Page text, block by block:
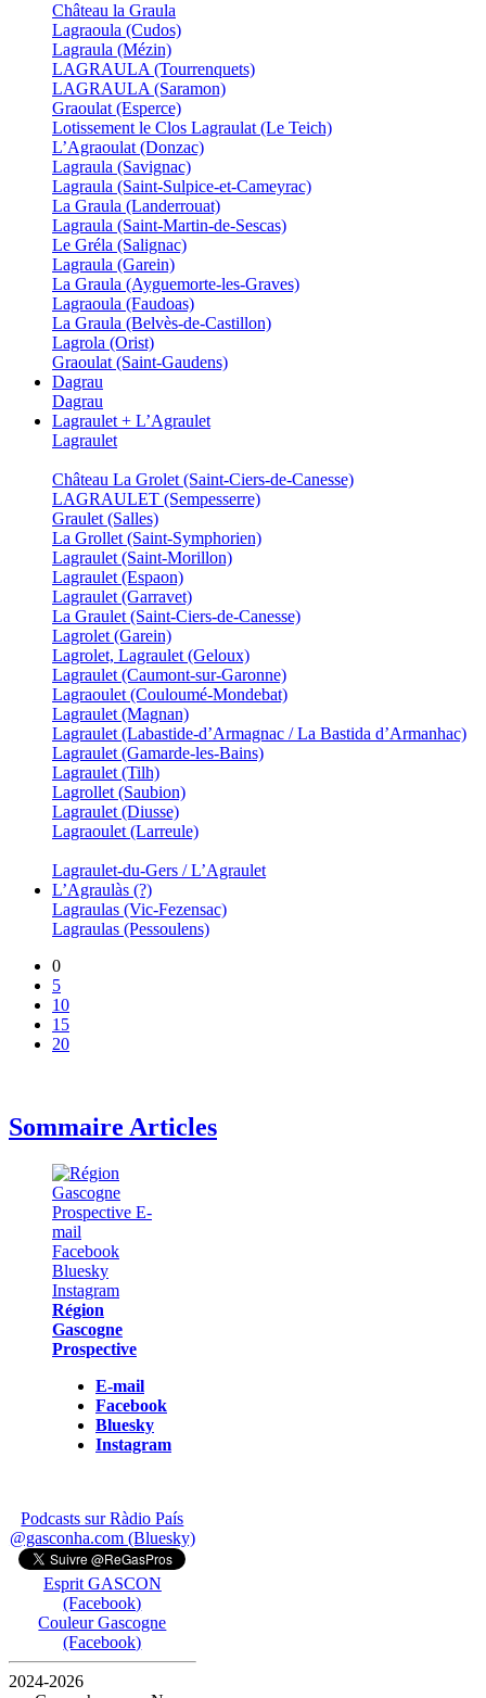
Château la Graula
Lagraoula (Cudos)
Lagraula (Mézin)
LAGRAULA (Tourrenquets)
LAGRAULA (Saramon)
Graoulat (Esperce)
Lotissement le Clos Lagraulat (Le Teich)
L’Agraoulat (Donzac)
Lagraula (Savignac)
Lagraula (Saint-Sulpice-et-Cameyrac)
La Graula (Landerrouat)
Lagraula (Saint-Martin-de-Sescas)
Le Gréla (Salignac)
Lagraula (Garein)
La Graula (Ayguemorte-les-Graves)
Lagraoula (Faudoas)
La Graula (Belvès-de-Castillon)
Lagrola (Orist)
Graoulat (Saint-Gaudens)
Dagrau
Dagrau
Lagraulet + L’Agraulet
Lagraulet
Château La Grolet (Saint-Ciers-de-Canesse)
LAGRAULET (Sempesserre)
Graulet (Salles)
La Grollet (Saint-Symphorien)
Lagraulet (Saint-Morillon)
Lagraulet (Espaon)
Lagraulet (Garravet)
La Graulet (Saint-Ciers-de-Canesse)
Lagrolet (Garein)
Lagrolet, Lagraulet (Geloux)
Lagraulet (Caumont-sur-Garonne)
Lagraoulet (Couloumé-Mondebat)
Lagraulet (Magnan)
Lagraulet (Labastide-d’Armagnac / La Bastida d’Armanhac)
Lagraulet (Gamarde-les-Bains)
Lagraulet (Tilh)
Lagrollet (Saubion)
Lagraulet (Diusse)
Lagraoulet (Larreule)
Lagraulet-du-Gers / L’Agraulet
L’Agraulàs (?)
Lagraulas (Vic-Fezensac)
Lagraulas (Pessoulens)
0
5
10
15
20
Sommaire Articles
Région
Gascogne
Prospective
E-mail
Facebook
Bluesky
Instagram
Podcasts sur Ràdio País
@gasconha.com (Bluesky)
Esprit GASCON
(Facebook)
Couleur Gascogne
(Facebook)
2024-2026